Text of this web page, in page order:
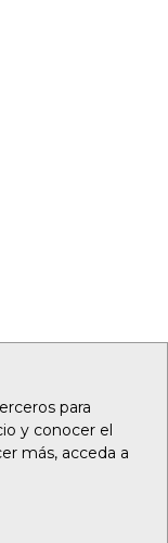
para
y conocer el
más, acceda a